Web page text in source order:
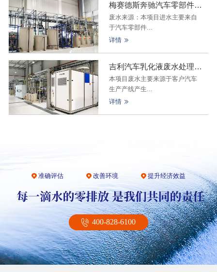
梅赛德斯奔驰汽车零部件废水零排放系统工程
废水来源：本项目进水主要来自
于汽车零部件...
详情
吉利汽车乳化液废水处理零排放项目
本项目废水主要来源于客户汽车
生产产线产生...
详情
准确评估 改善环境 提升经济效益
400-828-6100